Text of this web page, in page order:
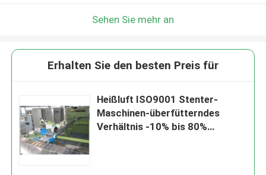
Sehen Sie mehr an
Erhalten Sie den besten Preis für
Heißluft ISO9001 Stenter-
Maschinen-überfütterndes
Verhältnis -10% bis 80%